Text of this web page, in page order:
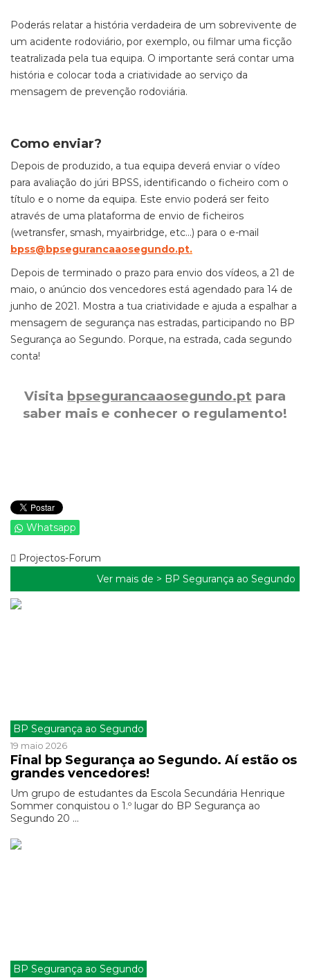
Poderás relatar a história verdadeira de um sobrevivente de
um acidente rodoviário, por exemplo, ou filmar uma ficção
teatralizada pela tua equipa. O importante será contar uma
história e colocar toda a criatividade ao serviço da
mensagem de prevenção rodoviária.
Como enviar?
Depois de produzido, a tua equipa deverá enviar o vídeo
para avaliação do júri BPSS, identificando o ficheiro com o
título e o nome da equipa. Este envio poderá ser feito
através de uma plataforma de envio de ficheiros
(wetransfer, smash, myairbridge, etc...) para o e-mail
bpss@bpsegurancaaosegundo.pt.
Depois de terminado o prazo para envio dos vídeos, a 21 de
maio, o anúncio dos vencedores está agendado para 14 de
junho de 2021. Mostra a tua criatividade e ajuda a espalhar a
mensagem de segurança nas estradas, participando no BP
Segurança ao Segundo. Porque, na estrada, cada segundo
conta!
Visita bpsegurancaaosegundo.pt para
saber mais e conhecer o regulamento!
Whatsapp
Projectos-Forum
Ver mais de > BP Segurança ao Segundo
BP Segurança ao Segundo
19 maio 2026
Final bp Segurança ao Segundo. Aí estão os
grandes vencedores!
Um grupo de estudantes da Escola Secundária Henrique
Sommer conquistou o 1.º lugar do BP Segurança ao
Segundo 20 ...
BP Segurança ao Segundo